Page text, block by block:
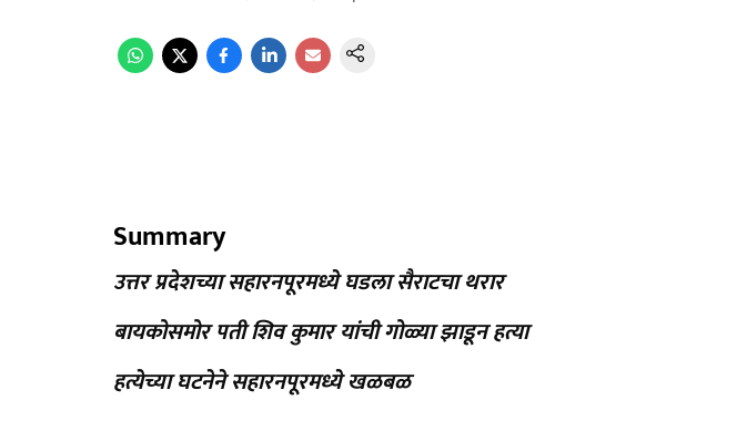
Summary
उत्तर प्रदेशच्या सहारनपूरमध्ये घडला सैराटचा थरार
बायकोसमोर पती शिव कुमार यांची गोळ्या झाडून हत्या
हत्येच्या घटनेने सहारनपूरमध्ये खळबळ